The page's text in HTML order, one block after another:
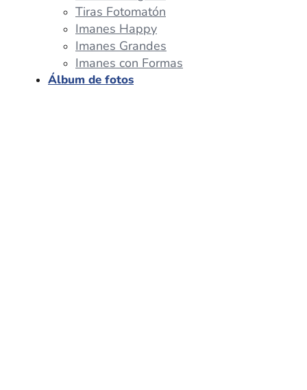
Tiras Fotomatón
Imanes Happy
Imanes Grandes
Imanes con Formas
Álbum de fotos